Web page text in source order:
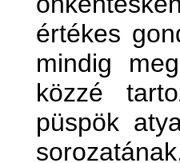
értékes
mindig
közzé
püspök